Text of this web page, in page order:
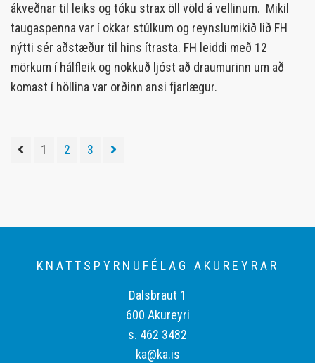
ákveðnar til leiks og tóku strax öll völd á vellinum. Mikil
taugaspenna var í okkar stúlkum og reynslumikið lið FH
nýtti sér aðstæður til hins ítrasta. FH leiddi með 12
mörkum í hálfleik og nokkuð ljóst að draumurinn um að
komast í höllina var orðinn ansi fjarlægur.
1 2 3
KNATTSPYRNUFÉLAG AKUREYRAR
Dalsbraut 1
600 Akureyri
s. 462 3482
ka@ka.is